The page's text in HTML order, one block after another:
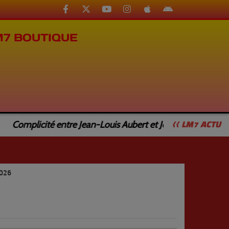
BOUTIQUE
<< LM7 ACTU
Complicité entre Jean-Louis Aubert et Jean-Luc Caturla